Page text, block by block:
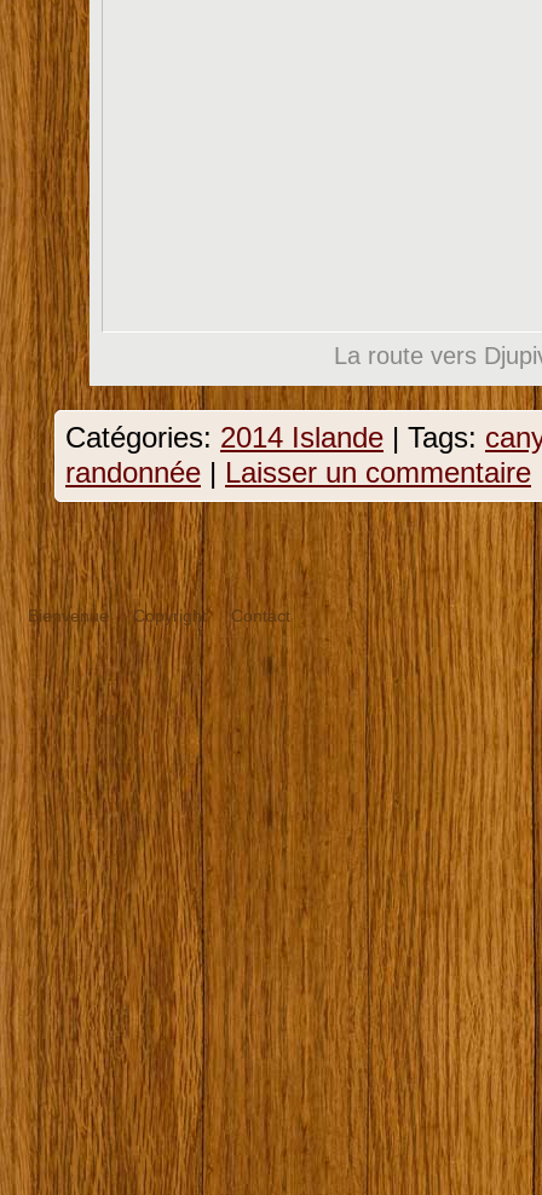
La route vers
Catégories: 2014 Islande | Tags:
randonnée | Laisser un commentaire
Bienvenue Copyright Contact